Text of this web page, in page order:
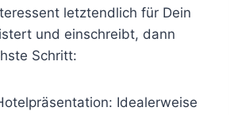
letztendlich für Dein
und einschreibt, dann
Schritt:
Idealerweise